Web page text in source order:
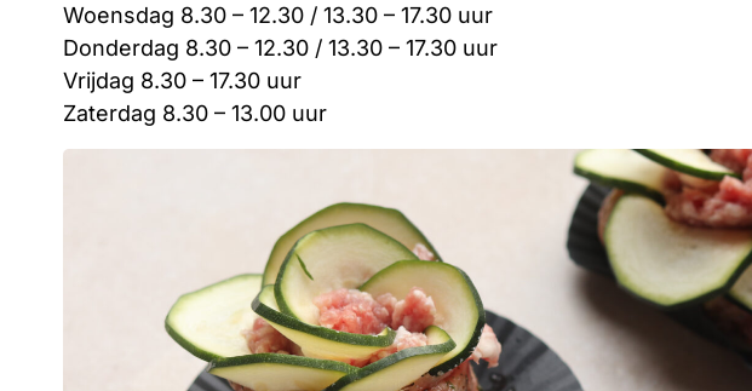
Woensdag 8.30 – 12.30 / 13.30 – 17.30 uur
Donderdag 8.30 – 12.30 / 13.30 – 17.30 uur
Vrijdag 8.30 – 17.30 uur
Zaterdag 8.30 – 13.00 uur